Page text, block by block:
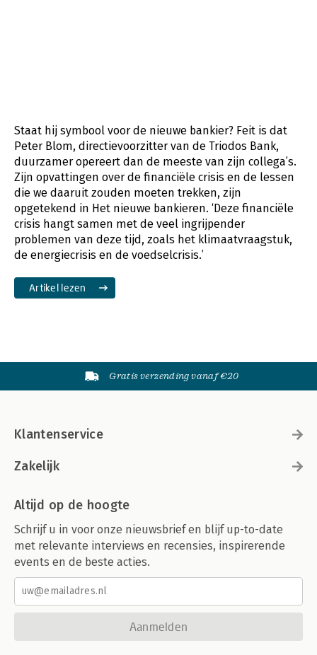
Staat hij symbool voor de nieuwe bankier? Feit is dat
Peter Blom, directievoorzitter van de Triodos Bank,
duurzamer opereert dan de meeste van zijn collega’s.
Zijn opvattingen over de financiële crisis en de lessen
die we daaruit zouden moeten trekken, zijn
opgetekend in Het nieuwe bankieren. ‘Deze financiële
crisis hangt samen met de veel ingrijpender
problemen van deze tijd, zoals het klimaatvraagstuk,
de energiecrisis en de voedselcrisis.’
Artikel lezen
Gratis verzending vanaf €20
Klantenservice
Zakelijk
Altijd op de hoogte
Schrijf u in voor onze nieuwsbrief en blijf up-to-date
met relevante interviews en recensies, inspirerende
events en de beste acties.
Aanmelden